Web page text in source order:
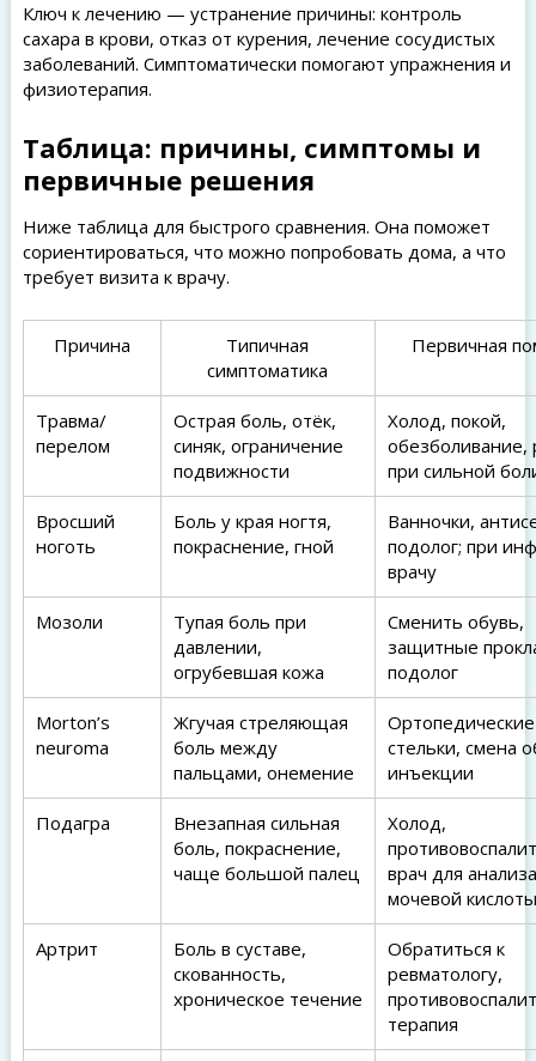
Ключ к лечению — устранение причины: контроль
сахара в крови, отказ от курения, лечение сосудистых
заболеваний. Симптоматически помогают упражнения и
физиотерапия.
Таблица: причины, симптомы и
первичные решения
Ниже таблица для быстрого сравнения. Она поможет
сориентироваться, что можно попробовать дома, а что
требует визита к врачу.
Причина
Типичная
симптоматика
Первичная
Травма/
перелом
Острая боль, отёк,
синяк, ограничение
подвижности
Холод, покой,
обезболивание,
при сильной
Вросший
ноготь
Боль у края ногтя,
покраснение, гной
Ванночки,
подолог; при
врачу
Мозоли
Тупая боль при
давлении,
огрубевшая кожа
Сменить обувь,
защитные
подолог
Morton’s
neuroma
Жгучая стреляющая
боль между
пальцами, онемение
Ортопедические
стельки, смена
инъекции
Подагра
Внезапная сильная
боль, покраснение,
чаще большой палец
Холод,
врач для анализа
мочевой кислоты
Артрит
Боль в суставе,
скованность,
хроническое течение
Обратиться к
ревматологу,
терапия